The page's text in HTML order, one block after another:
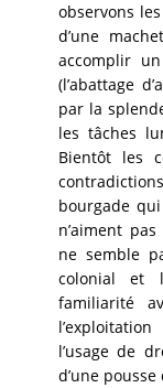
observons
d’une
accomplir
(l’abattage
par la
les tâches
Bientôt les
bourgade
n’aiment
ne semble
colonial et
familiarité
l’usage de
d’une